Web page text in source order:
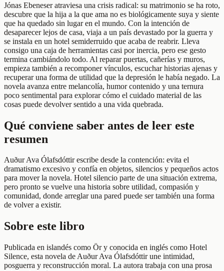
Jónas Ebeneser atraviesa una crisis radical: su matrimonio se ha roto,
descubre que la hija a la que ama no es biológicamente suya y siente
que ha quedado sin lugar en el mundo. Con la intención de
desaparecer lejos de casa, viaja a un país devastado por la guerra y
se instala en un hotel semiderruido que acaba de reabrir. Lleva
consigo una caja de herramientas casi por inercia, pero ese gesto
termina cambiándolo todo. Al reparar puertas, cañerías y muros,
empieza también a recomponer vínculos, escuchar historias ajenas y
recuperar una forma de utilidad que la depresión le había negado. La
novela avanza entre melancolía, humor contenido y una ternura
poco sentimental para explorar cómo el cuidado material de las
cosas puede devolver sentido a una vida quebrada.
Qué conviene saber antes de leer este
resumen
Auður Ava Ólafsdóttir escribe desde la contención: evita el
dramatismo excesivo y confía en objetos, silencios y pequeños actos
para mover la novela. Hotel silencio parte de una situación extrema,
pero pronto se vuelve una historia sobre utilidad, compasión y
comunidad, donde arreglar una pared puede ser también una forma
de volver a existir.
Sobre este libro
Publicada en islandés como Ör y conocida en inglés como Hotel
Silence, esta novela de Auður Ava Ólafsdóttir une intimidad,
posguerra y reconstrucción moral. La autora trabaja con una prosa